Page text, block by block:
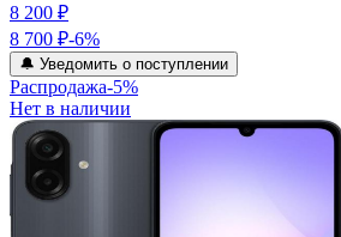
8 200 ₽
8 700 ₽-6%
🔔 Уведомить о поступлении
Распродажа-5%
Нет в наличии